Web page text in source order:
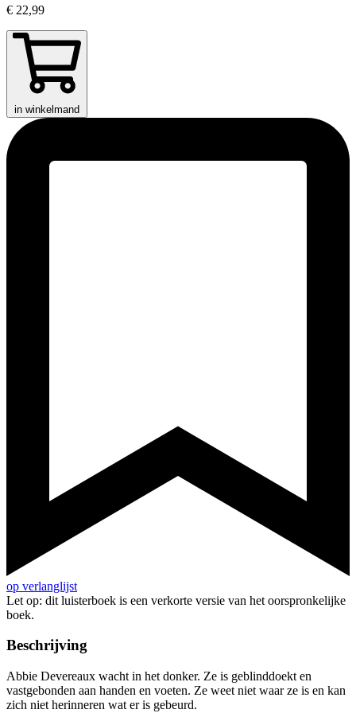
€ 22,99
in winkelmand
op verlanglijst
Let op: dit luisterboek is een verkorte versie van het oorspronkelijke
boek.
Beschrijving
Abbie Devereaux wacht in het donker. Ze is geblinddoekt en
vastgebonden aan handen en voeten. Ze weet niet waar ze is en kan
zich niet herinneren wat er is gebeurd.